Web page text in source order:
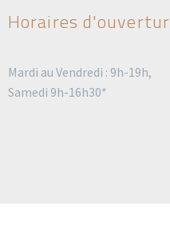
Horaires
Mardi au Vendredi : 9h-19h,
Samedi 9h-16h30*